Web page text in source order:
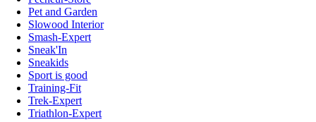
Pet and Garden
Slowood Interior
Smash-Expert
Sneak'In
Sneakids
Sport is good
Training-Fit
Trek-Expert
Triathlon-Expert